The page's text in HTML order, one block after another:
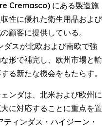
Cremasco) にある製造施
性に優れた衛生用品および
顧客に提供している。
スが北欧および南欧で強
形で補完し、欧州市場と輸
る新たな機会をもたらす。
ンダは、北米および欧州に
に対応することに重点を置
ィンダス・ハイジーン・